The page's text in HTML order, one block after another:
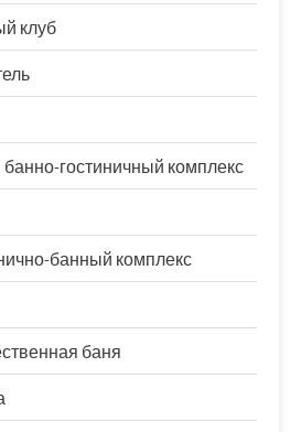
клуб
гостиничный комплекс
банный комплекс
баня